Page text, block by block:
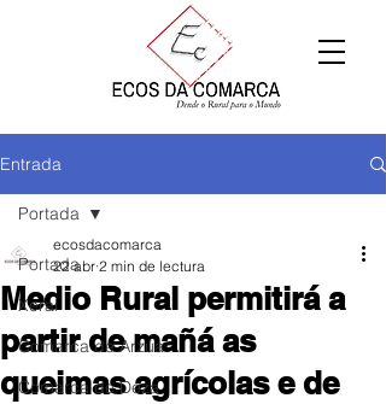
Entrada
Portada
Xeral
Comarca de Arzúa
Comarca de Deza
Portada
Medio Rural permitirá a
partir de mañá as
queimas agrícolas e de
ecosdacomarca
22 abr 2 min de lectura